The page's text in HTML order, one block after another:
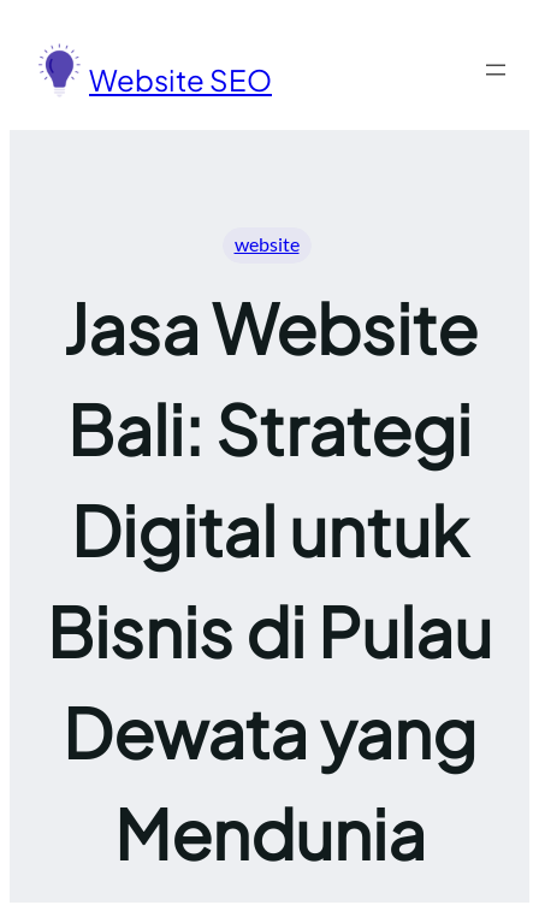
konten
Website SEO
website
Jasa Website
Bali: Strategi
Digital untuk
Bisnis di Pulau
Dewata yang
Mendunia